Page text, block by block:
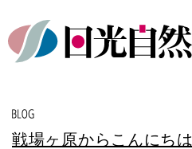
戦場ヶ原からこんにちは